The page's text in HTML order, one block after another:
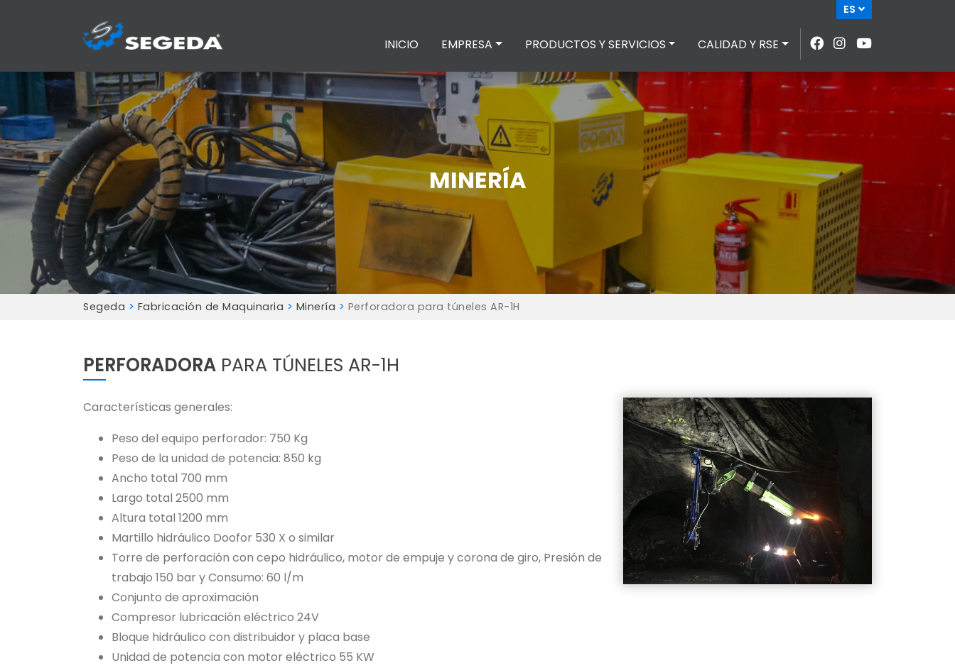
ES
INICIO EMPRESA PRODUCTOS Y SERVICIOS CALIDAD Y RSE
MINERÍA
Segeda > Fabricación de Maquinaria > Minería > Perforadora para túneles AR-1H
PERFORADORA PARA TÚNELES AR-1H
Características generales:
Peso del equipo perforador: 750 Kg
Peso de la unidad de potencia: 850 kg
Ancho total 700 mm
Largo total 2500 mm
Altura total 1200 mm
Martillo hidráulico Doofor 530 X o similar
Torre de perforación con cepo hidráulico, motor de empuje y corona de giro, Presión de
trabajo 150 bar y Consumo: 60 l/m
Conjunto de aproximación
Compresor lubricación eléctrico 24V
Bloque hidráulico con distribuidor y placa base
Unidad de potencia con motor eléctrico 55 KW